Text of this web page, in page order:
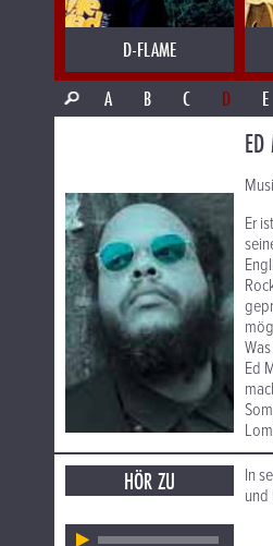
D-FLAME
A
B C D E
Er
Ed
HÖR ZU
In
und